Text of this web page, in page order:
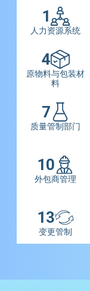
1
人力资源系统
4
原物料与包装材
料
7
质量管制部门
10
外包商管理
13
变更管制